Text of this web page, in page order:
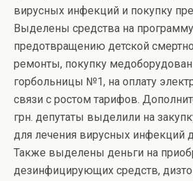
вирусных инфекций и покупку
Выделены средства на
предотвращению детской
ремонты, покупку
горбольницы №1, на оплату
связи с ростом тарифов.
грн. депутаты выделили на
для лечения вирусных инфекций
Также выделены деньги на
дезинфицирующих средств,